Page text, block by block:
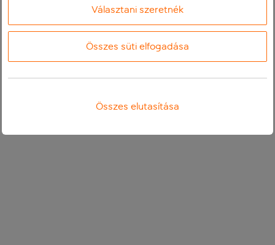
Választani szeretnék
Összes süti elfogadása
Összes elutasítása